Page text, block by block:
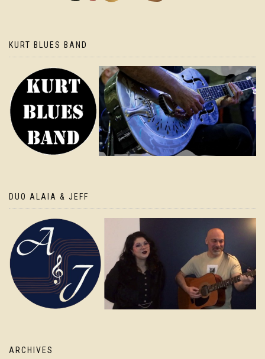
KURT BLUES BAND
DUO ALAIA & JEFF
ARCHIVES